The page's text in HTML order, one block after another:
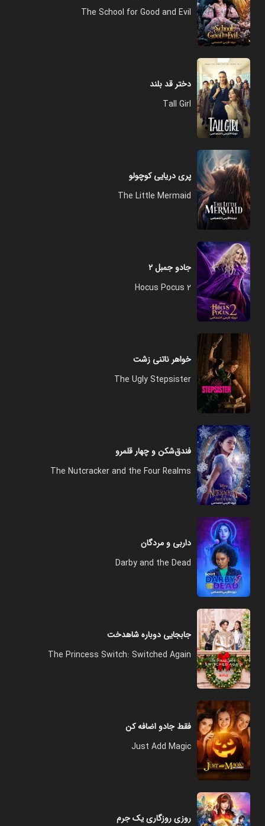
The School for Good and Evil
دختر قد بلند
Tall Girl
پری دریایی کوچولو
The Little Mermaid
جادو جمبل ۲
Hocus Pocus 2
خواهر ناتنی زشت
The Ugly Stepsister
فندق‌شکن و چهار قلمرو
The Nutcracker and the Four Realms
داربی و مردگان
Darby and the Dead
جابجایی دوباره شاهدخت
The Princess Switch: Switched Again
فقط جادو اضافه کن
Just Add Magic
روزی روزگاری یک جرم